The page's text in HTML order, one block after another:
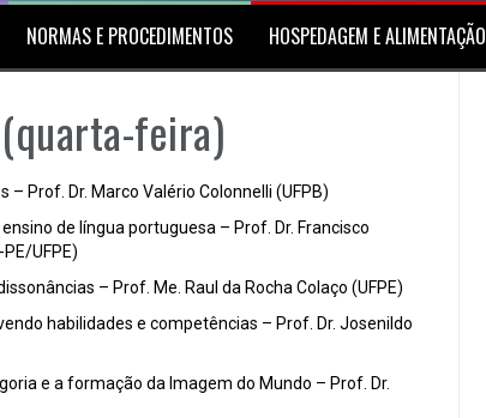
NORMAS E PROCEDIMENTOS HOSPEDAGEM E ALIMENTAÇÃO
feira)
Prof. Dr. Marco Valério Colonnelli (UFPB)
de língua portuguesa – Prof. Dr. Francisco
UFPE)
– Prof. Me. Raul da Rocha Colaço (UFPE)
habilidades e competências – Prof. Dr. Josenildo
e a formação da Imagem do Mundo – Prof. Dr.